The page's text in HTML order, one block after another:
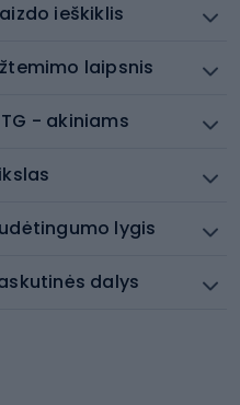
ieškiklis
laipsnis
- akiniams
lygis
dalys